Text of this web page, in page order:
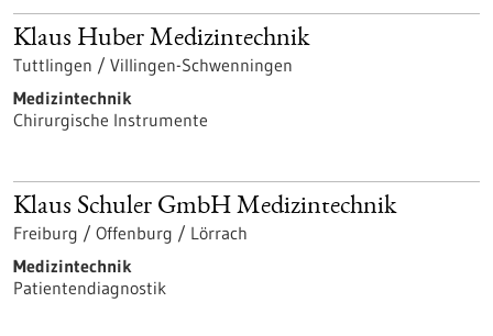
Klaus Huber Medizintechnik
Tuttlingen / Villingen-Schwenningen
Medizintechnik
Chirurgische Instrumente
Klaus Schuler GmbH Medizintechnik
Freiburg / Offenburg / Lörrach
Medizintechnik
Patientendiagnostik